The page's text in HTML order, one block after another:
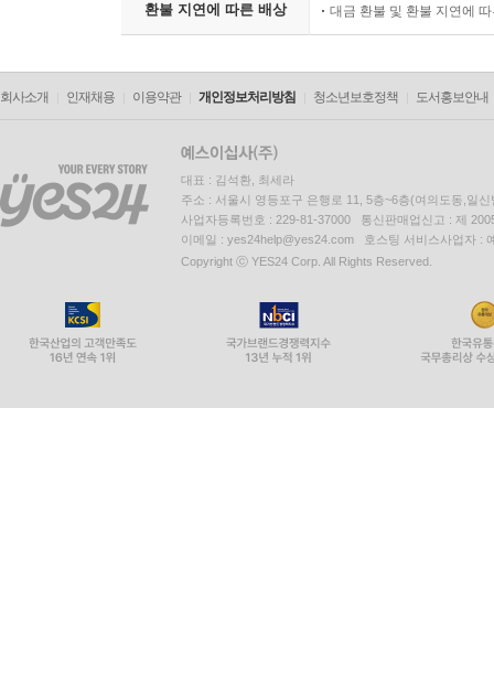
환불 지연에 따른 배상 대금 환불 및 환불 지연에
회사소개 인재채용 이용약관 개인정보처리방침 청소년보호정책 도서홍보안내
대표 : 김석환, 최세라
주소 : 서울시 영등포구 은행로 11, 5층~6층(여의도동,일신
사업자등록번호 : 229-81-37000 통신판매업신고 : 제
이메일 : yes24help@yes24.com 호스팅 서비스사업자 :
Copyright ⓒ YES24 Corp. All Rights Reserved.